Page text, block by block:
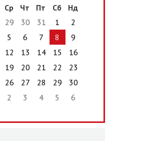
Ср Чт Пт Сб
Нд
29 30 31 1
2
5 6 7 8
9
12 13 14 15
16
19 20 21 22
23
26 27 28 29
30
2 3 4 5 6